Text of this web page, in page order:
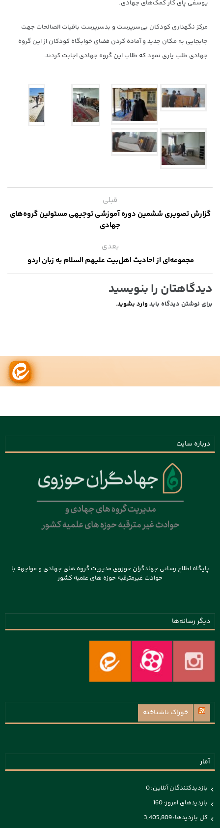
یوسفی پای کار کمک‌های جهادی.
مرکز نگهداری کودکان بی‌سرپرست و بدسرپرست باقیات الصالحات جهت
جابجایی به مکان جدید و آماده کردن فضای خوابگاه کودکان از این گروه
جهادی طلب یاری نمود که طلاب این گروه جهادی اجابت کردند.
قبلی
گزارش تصویری ششمین دوره آموزشی توجیهی مسئولین گروه‌های
جهادی
بعدی
مجموعه‌ای از احادیث اهل‌بیت علیهم السلام به زبان اردو
دیدگاهتان را بنویسید
برای نوشتن دیدگاه باید وارد بشوید.
درباره سایت
پایگاه اطلاع رسانی جهادگران حوزوی مدیریت گروه های جهادی و مواجهه با
حوادث غیرمترقبه حوزه های علمیه کشور
دیگر رسانه‌ها
خوراک ناشناخته
آمار
بازدیدکنندگان آنلاین:0
بازدیدهای امروز:160
کل بازدیدها:3,405,809